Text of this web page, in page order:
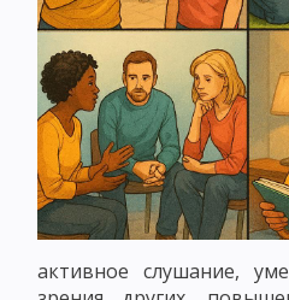
активное слушание,